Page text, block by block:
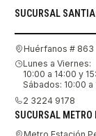
SUCURSAL
Huérfanos # 863
Lunes a Viernes:
10:00 a 14:00 y
Sábados: 10:00 a
2 3224 9178
SUCURSAL METRO